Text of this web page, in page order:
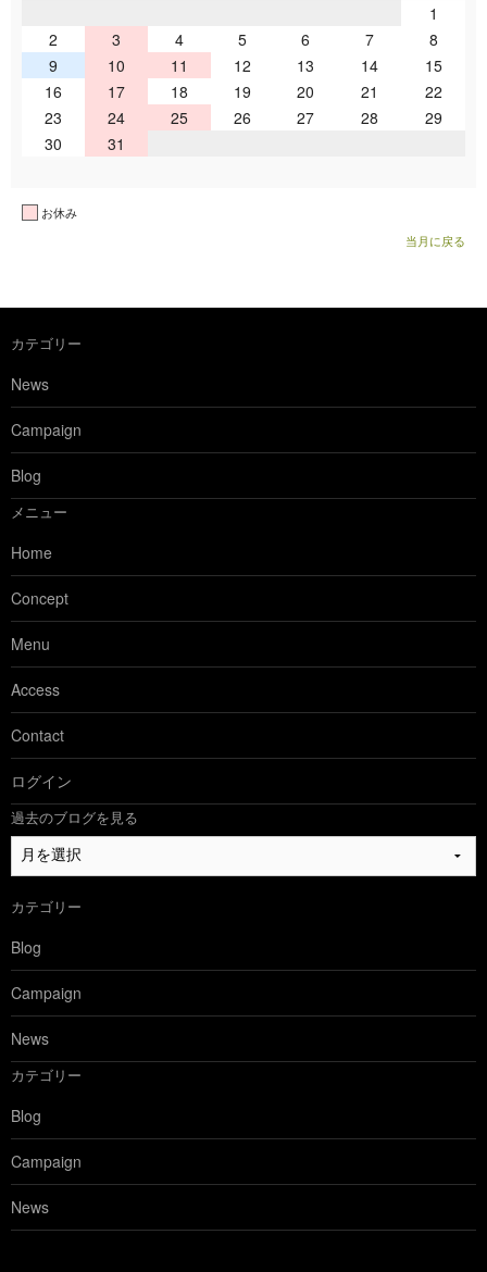
1
2
3 4 5 6 7
8
9
10 11 12 13 14
15
16
17 18 19 20 21
22
23
24 25 26 27 28
29
30
31
お休み
当月に戻る
カテゴリー
News
Campaign
Blog
メニュー
Home
Concept
Menu
Access
Contact
ログイン
過去のブログを見る
過
去
ブ
ロ
グ
を
見
る
カテゴリー
Blog
Campaign
News
カテゴリー
Blog
Campaign
News